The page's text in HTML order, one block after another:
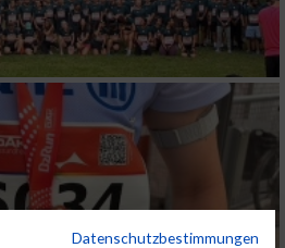
Datenschutzbestimmungen